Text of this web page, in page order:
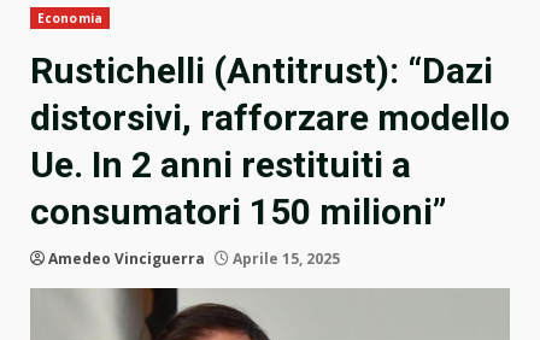
Economia
Rustichelli (Antitrust): “Dazi
distorsivi, rafforzare modello
Ue. In 2 anni restituiti a
consumatori 150 milioni”
Amedeo Vinciguerra Aprile 15, 2025